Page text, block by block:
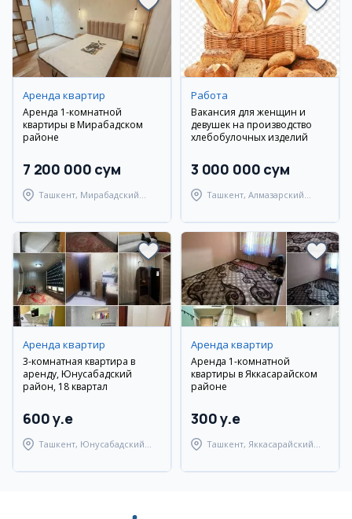
Аренда квартир
Аренда 1-комнатной
квартиры в Мирабадском
районе
7 200 000 сум
Ташкент, Мирабадский
Работа
Вакансия для женщин и
девушек на производство
хлебобулочных изделий
3 000 000 сум
Ташкент, Алмазарский
Аренда квартир
3-комнатная квартира в
аренду, Юнусабадский
район, 18 квартал
600 y.e
Ташкент, Юнусабадский
Аренда квартир
Аренда 1-комнатной
квартиры в Яккасарайском
районе
300 y.e
Ташкент, Яккасарайский